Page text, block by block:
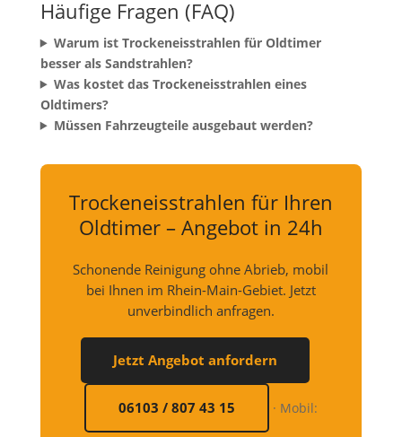
Häufige Fragen (FAQ)
Warum ist Trockeneisstrahlen für Oldtimer
besser als Sandstrahlen?
Was kostet das Trockeneisstrahlen eines
Oldtimers?
Müssen Fahrzeugteile ausgebaut werden?
Trockeneisstrahlen für Ihren
Oldtimer – Angebot in 24h
Schonende Reinigung ohne Abrieb, mobil
bei Ihnen im Rhein-Main-Gebiet. Jetzt
unverbindlich anfragen.
Jetzt Angebot anfordern
06103 / 807 43 15 · Mobil: